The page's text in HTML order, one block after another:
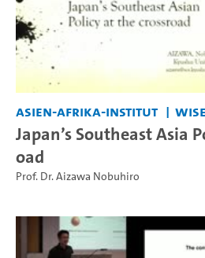
Asien-Afrika-Institut
Japan’s Southeast Asia
oad
Prof. Dr. Aizawa Nobuhiro